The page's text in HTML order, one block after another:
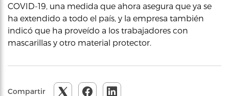
COVID-19, una medida que ahora asegura que ya se
ha extendido a todo el país, y la empresa también
indicó que ha proveído a los trabajadores con
mascarillas y otro material protector.
Compartir